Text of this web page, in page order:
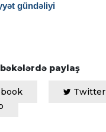
gündəliyi
paylaş
Twitter